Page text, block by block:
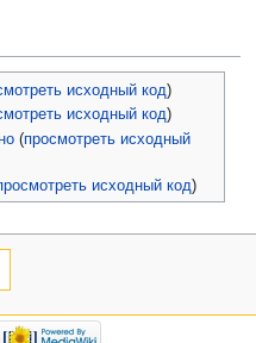
исходный код)
исходный код)
(просмотреть исходный
исходный код)